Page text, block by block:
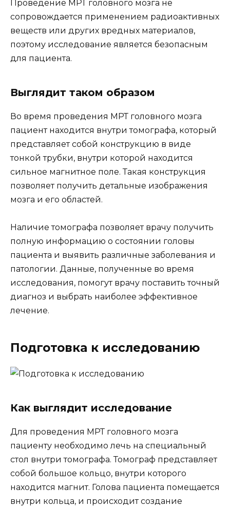
Проведение МРТ головного мозга не
сопровождается применением радиоактивных
веществ или других вредных материалов,
поэтому исследование является безопасным
для пациента.
Выглядит таком образом
Во время проведения МРТ головного мозга
пациент находится внутри томографа, который
представляет собой конструкцию в виде
тонкой трубки, внутри которой находится
сильное магнитное поле. Такая конструкция
позволяет получить детальные изображения
мозга и его областей.
Наличие томографа позволяет врачу получить
полную информацию о состоянии головы
пациента и выявить различные заболевания и
патологии. Данные, полученные во время
исследования, помогут врачу поставить точный
диагноз и выбрать наиболее эффективное
лечение.
Подготовка к исследованию
Как выглядит исследование
Для проведения МРТ головного мозга
пациенту необходимо лечь на специальный
стол внутри томографа. Томограф представляет
собой большое кольцо, внутри которого
находится магнит. Голова пациента помещается
внутри кольца, и происходит создание